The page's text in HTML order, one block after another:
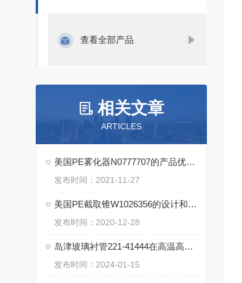
查看全部产品
相关文章
ARTICLES
美国PE雾化器N0777707的产品优势和安装调节说明
发布时间：2021-11-27
美国PE截取锥W1026356的设计和特性具有长期稳定性
发布时间：2020-12-28
岛津玻璃衬管221-41444在高温高压条件下的可靠性能
发布时间：2024-01-15